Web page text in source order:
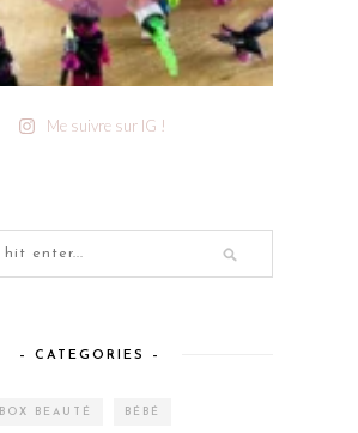
Me suivre sur IG !
– CATEGORIES –
BOX BEAUTÉ BÉBÉ